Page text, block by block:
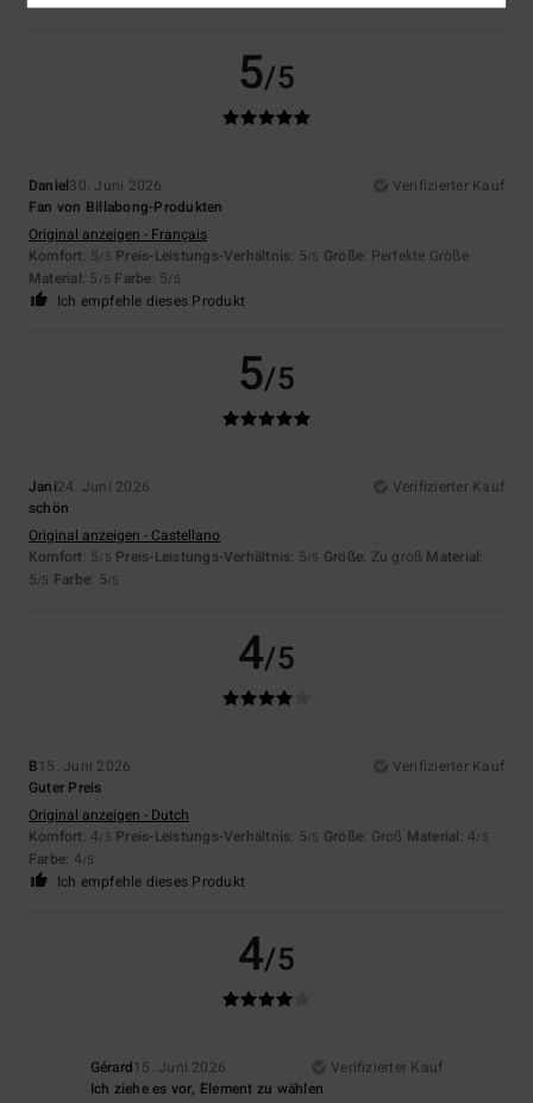
5/5
Daniel30. Juni 2026
Verifizierter Kauf
Fan von Billabong-Produkten
Original anzeigen - Français
Komfort: 5/5 Preis-Leistungs-Verhältnis: 5/5 Größe: Perfekte Größe
Material: 5 /5 Farbe: 5/5
Ich empfehle dieses Produkt
5/5
Jani24. Juni 2026
Verifizierter Kauf
schön
Original anzeigen - Castellano
Komfort: 5/5 Preis-Leistungs-Verhältnis: 5/5 Größe: Zu groß Material:
5/5 Farbe: 5/5
4/5
B15. Juni 2026
Verifizierter Kauf
Guter Preis
Original anzeigen - Dutch
Komfort: 4/5 Preis-Leistungs-Verhältnis: 5/5 Größe: Groß Material: 4/5
Farbe: 4/5
Ich empfehle dieses Produkt
4/5
Gérard15. Juni 2026
Verifizierter Kauf
Ich ziehe es vor, Element zu wählen